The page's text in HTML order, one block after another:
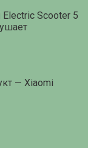
Scooter 5
— Xiaomi